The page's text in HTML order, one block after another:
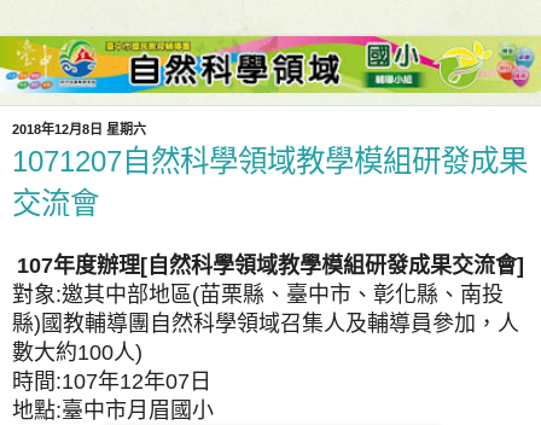
2018年12月8日 星期六
1071207自然科學領域教學模組研發成果
交流會
107年度辦理[自然科學領域教學模組研發成果交流會]
對象:邀其中部地區(苗栗縣、臺中市、彰化縣、南投
縣)國教輔導團自然科學領域召集人及輔導員參加，人
數大約100人)
時間:107年12年07日
地點:臺中市月眉國小